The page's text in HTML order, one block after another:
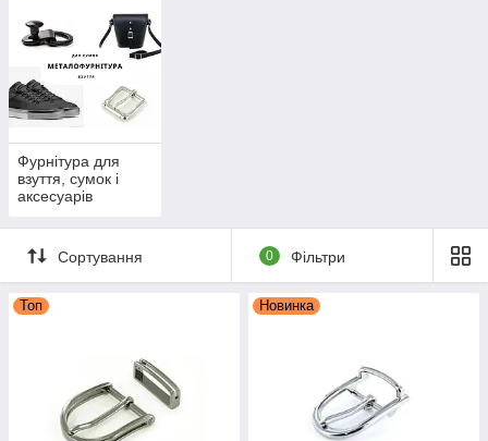
ширину смуги/ременя – що відповідає внутрішній ширині
пряжки – цей розмір завжди вказується як основний.
Фурнітура для
взуття, сумок і
аксесуарів
Сортування 0 Фільтри
Топ Новинка